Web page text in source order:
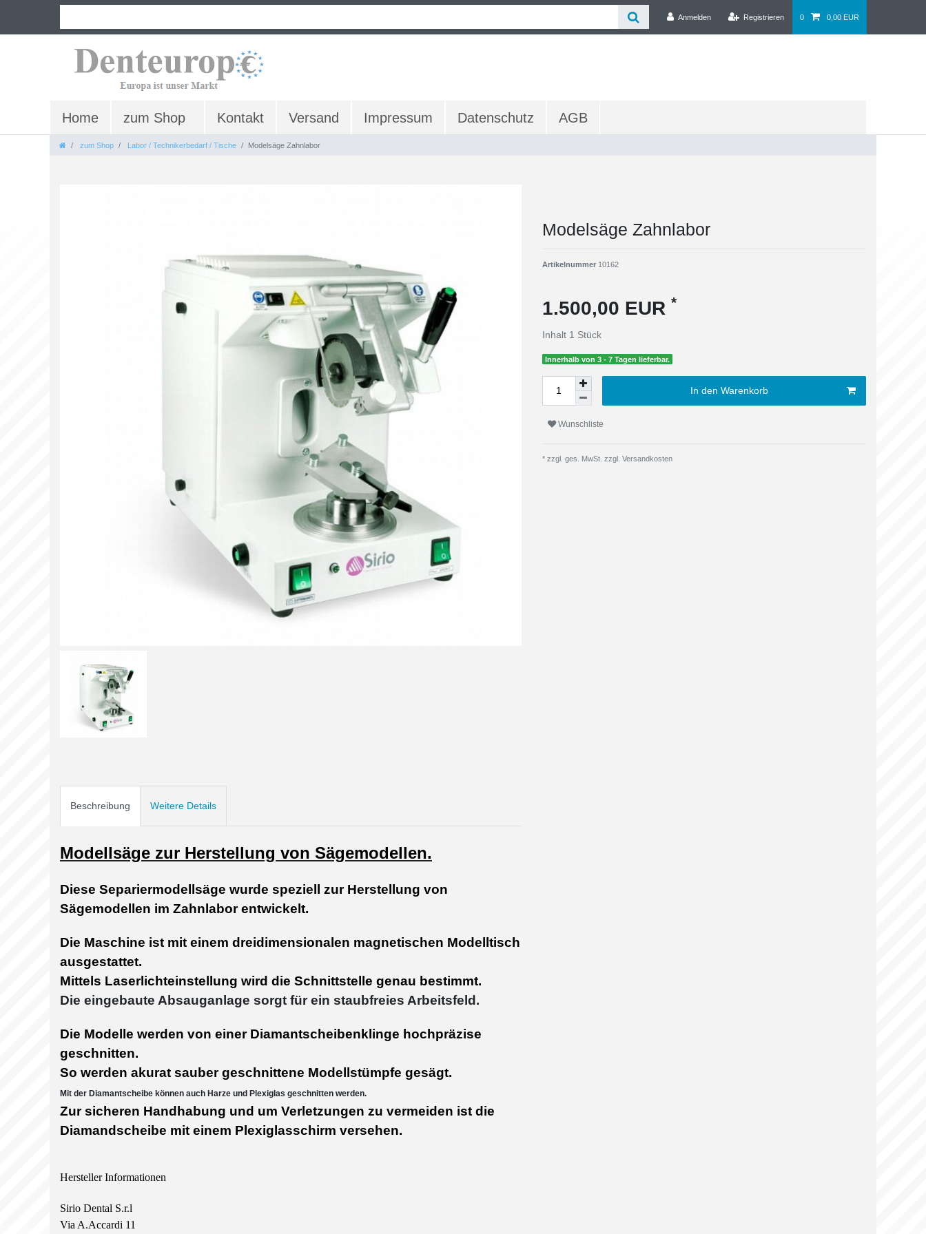
Anmelden Registrieren 0 0,00 EUR
Home zum Shop Kontakt Versand Impressum Datenschutz AGB
zum Shop Labor / Technikerbedarf / Tische Modelsäge Zahnlabor
Modelsäge Zahnlabor
Artikelnummer 10162
1.500,00 EUR *
Inhalt 1 Stück
Innerhalb von 3 - 7 Tagen lieferbar.
In den Warenkorb
Wunschliste
* zzgl. ges. MwSt. zzgl. Versandkosten
Beschreibung Weitere Details
Modellsäge zur Herstellung von Sägemodellen.
Diese Separiermodellsäge wurde speziell zur Herstellung von
Sägemodellen im Zahnlabor entwickelt.
Die Maschine ist mit einem dreidimensionalen magnetischen Modelltisch
ausgestattet.
Mittels Laserlichteinstellung wird die Schnittstelle genau bestimmt.
Die eingebaute Absauganlage sorgt für ein staubfreies Arbeitsfeld.
Die Modelle werden von einer Diamantscheibenklinge hochpräzise
geschnitten.
So werden akurat sauber geschnittene Modellstümpfe gesägt.
Mit der Diamantscheibe können auch Harze und Plexiglas geschnitten werden.
Zur sicheren Handhabung und um Verletzungen zu vermeiden ist die
Diamandscheibe mit einem Plexiglasschirm versehen.
Hersteller Informationen
Sirio Dental S.r.l
Via A.Accardi 11